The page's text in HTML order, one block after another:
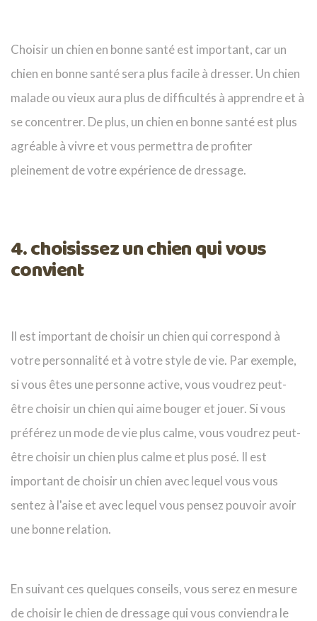
Choisir un chien en bonne santé est important, car un
chien en bonne santé sera plus facile à dresser. Un chien
malade ou vieux aura plus de difficultés à apprendre et à
se concentrer. De plus, un chien en bonne santé est plus
agréable à vivre et vous permettra de profiter
pleinement de votre expérience de dressage.
4. choisissez un chien qui vous
convient
Il est important de choisir un chien qui correspond à
votre personnalité et à votre style de vie. Par exemple,
si vous êtes une personne active, vous voudrez peut-
être choisir un chien qui aime bouger et jouer. Si vous
préférez un mode de vie plus calme, vous voudrez peut-
être choisir un chien plus calme et plus posé. Il est
important de choisir un chien avec lequel vous vous
sentez à l'aise et avec lequel vous pensez pouvoir avoir
une bonne relation.
En suivant ces quelques conseils, vous serez en mesure
de choisir le chien de dressage qui vous conviendra le